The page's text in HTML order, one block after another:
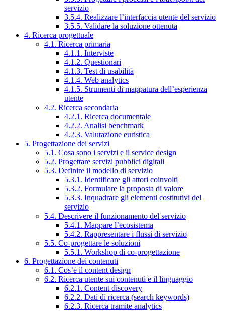
servizio
3.5.4. Realizzare l’interfaccia utente del servizio
3.5.5. Validare la soluzione ottenuta
4. Ricerca progettuale
4.1. Ricerca primaria
4.1.1. Interviste
4.1.2. Questionari
4.1.3. Test di usabilità
4.1.4. Web analytics
4.1.5. Strumenti di mappatura dell’esperienza
utente
4.2. Ricerca secondaria
4.2.1. Ricerca documentale
4.2.2. Analisi benchmark
4.2.3. Valutazione euristica
5. Progettazione dei servizi
5.1. Cosa sono i servizi e il service design
5.2. Progettare servizi pubblici digitali
5.3. Definire il modello di servizio
5.3.1. Identificare gli attori coinvolti
5.3.2. Formulare la proposta di valore
5.3.3. Inquadrare gli elementi costitutivi del
servizio
5.4. Descrivere il funzionamento del servizio
5.4.1. Mappare l’ecosistema
5.4.2. Rappresentare i flussi di servizio
5.5. Co-progettare le soluzioni
5.5.1. Workshop di co-progettazione
6. Progettazione dei contenuti
6.1. Cos’è il content design
6.2. Ricerca utente sui contenuti e il linguaggio
6.2.1. Content discovery
6.2.2. Dati di ricerca (search keywords)
6.2.3. Ricerca tramite analytics